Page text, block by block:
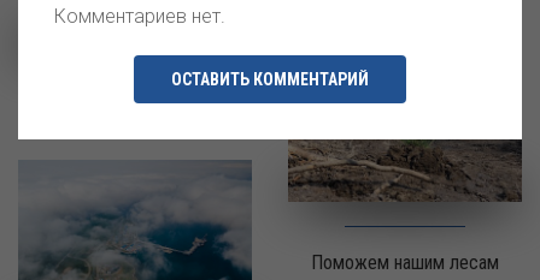
Поможем нашим лесам
Комментариев нет.
ОСТАВИТЬ КОММЕНТАРИЙ